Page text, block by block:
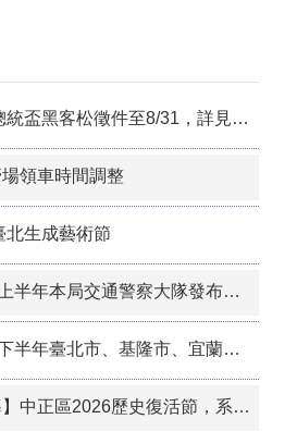
黑客松徵件至8/31，詳見「總統盃黑客松」網站
領車時間調整
北生成藝術節
局交通警察大隊發布刑案新聞違反偵查不公開規定檢討報告
北市、基隆市、宜蘭縣汽車駕駛人執業前分區電腦測驗日期
2026歷史復活節，系列豐富藝文活動3/14- 10/31登場！歡迎免費報名參加！